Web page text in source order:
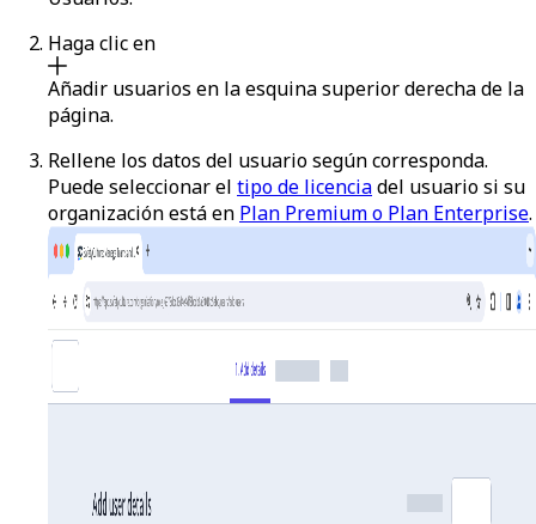
Haga clic en
Añadir usuarios en la esquina superior derecha de la
página.
Rellene los datos del usuario según corresponda.
Puede seleccionar el tipo de licenciadel usuario si su
organización está en Plan Premium o Plan Enterprise.